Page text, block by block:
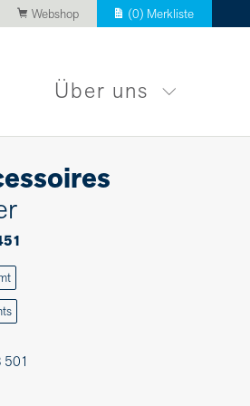
Webshop (0) Merkliste
Über uns
501